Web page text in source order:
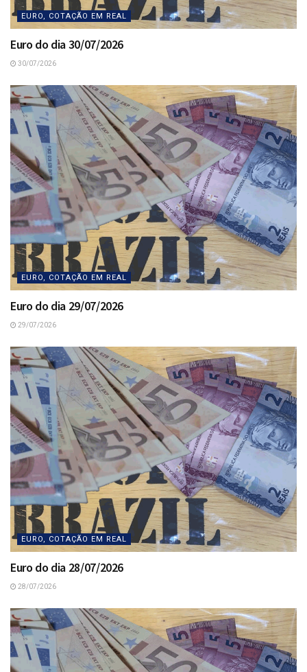
EURO, COTAÇÃO EM REAL
Euro do dia 30/07/2026
30/07/2026
EURO, COTAÇÃO EM REAL
Euro do dia 29/07/2026
29/07/2026
EURO, COTAÇÃO EM REAL
Euro do dia 28/07/2026
28/07/2026